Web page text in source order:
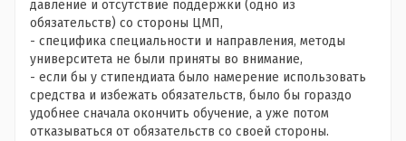
давление и отсутствие поддержки (одно из
обязательств) со стороны ЦМП,
- специфика специальности и направления, методы
университета не были приняты во внимание,
- если бы у стипендиата было намерение использовать
средства и избежать обязательств, было бы гораздо
удобнее сначала окончить обучение, а уже потом
отказываться от обязательств со своей стороны.